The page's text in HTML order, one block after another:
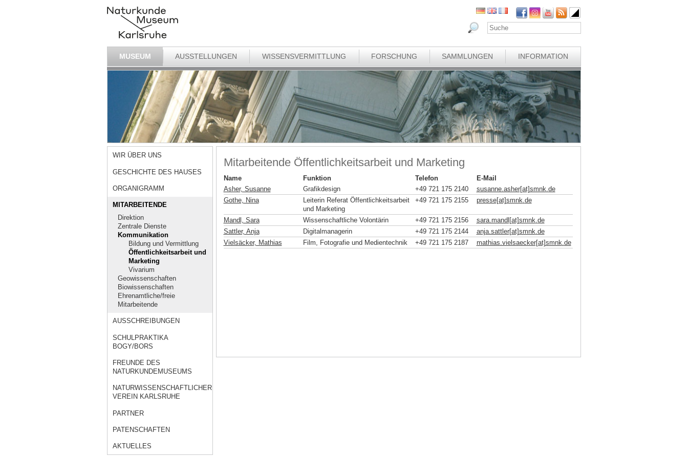
MUSEUM AUSSTELLUNGEN WISSENSVERMITTLUNG FORSCHUNG SAMMLUNGEN INFORMATION
WIR ÜBER UNS
GESCHICHTE DES HAUSES
ORGANIGRAMM
MITARBEITENDE
Direktion
Zentrale Dienste
Kommunikation
Bildung und Vermittlung
Öffentlichkeitsarbeit und
Marketing
Vivarium
Geowissenschaften
Biowissenschaften
Ehrenamtliche/freie
Mitarbeitende
AUSSCHREIBUNGEN
SCHULPRAKTIKA
BOGY/BORS
FREUNDE DES
NATURKUNDEMUSEUMS
NATURWISSENSCHAFTLICHER
VEREIN KARLSRUHE
PARTNER
PATENSCHAFTEN
AKTUELLES
Mitarbeitende Öffentlichkeitsarbeit und Marketing
Name Funktion Telefon
E-Mail
Asher, Susanne
Grafikdesign +49 721 175 2140 susanne.asher[at]smnk.de
Gothe, Nina
Leiterin Referat Öffentlichkeitsarbeit
und Marketing
+49 721 175 2155 presse[at]smnk.de
Mandl, Sara Wissenschaftliche Volontärin +49 721 175 2156 sara.mandl[at]smnk.de
Sattler, Anja
Digitalmanagerin +49 721 175 2144 anja.sattler[at]smnk.de
Vielsäcker, Mathias
Film, Fotografie und Medientechnik +49 721 175 2187 mathias.vielsaecker[at]smnk.de